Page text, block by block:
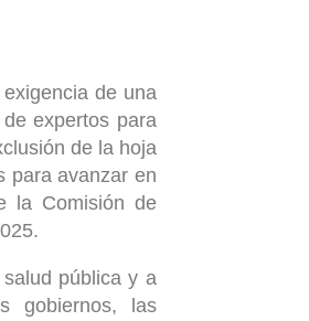
de una
expertos para
de la hoja
para avanzar en
la Comisión de
pública y a
gobiernos, las